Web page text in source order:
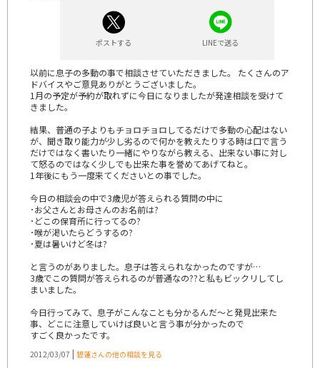
ポストする LINEで送る
以前に息子の多動の事で相談させていただきました。 たくさんのア
ドバイスやご意見ありがとうございました。
1月の予定が予約が取れずに今日になりましたが発達相談を受けて
きました。
結果、普通の子よりもチョロチョロしてるだけで多動の心配はない
が、聞き取り能力が少し劣るので何かを教えたりする時は口で言う
だけではなく書いたり一緒にやりながら教える、出来ない事に対し
て怒るのではなく少しでも出来た事を誉めてあげてねと。
1年後にもう一度来てくださいとの事でした。
今日の相談会の中で3歳児が答えられる質問の中に
･お父さんとお母さんのお名前は?
･どこの保育所に行ってるの?
･喉が渇いたらどうするの?
･夏は暑いけど冬は?
と言うのがありました。息子は答えられなかったのですが…
3歳でこの質問が答えられるのが普通なの??と私もビックリしてし
まいました。
今日行ってみて、息子がこんなことも分かるんだ～と発見出来た
事、どこに注意していけば良いと言う事が分かったので
すごく良かったです。
2012/03/07 | 碧蓮さんの他の相談を見る